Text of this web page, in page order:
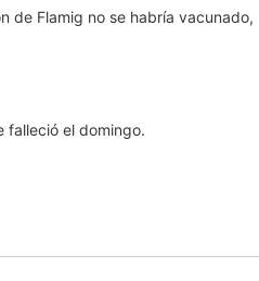
de Flamig no se habría vacunado,
falleció el domingo.